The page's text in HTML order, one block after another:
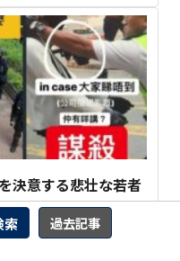
索 過去記事
決意する悲壮な若者